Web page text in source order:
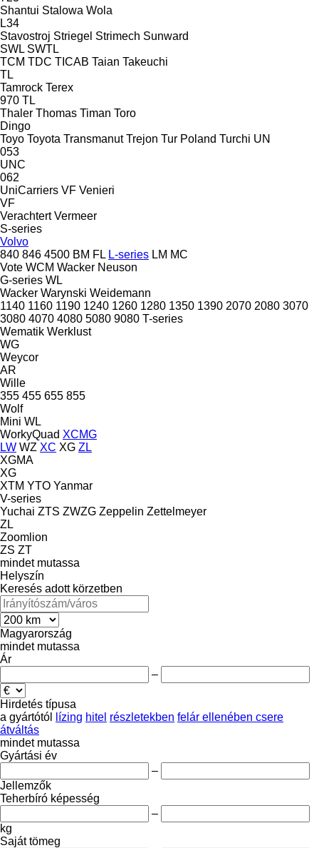
Shantui Stalowa Wola
L34
Stavostroj Striegel Strimech Sunward
SWL SWTL
TCM TDC TICAB Taian Takeuchi
TL
Tamrock Terex
970 TL
Thaler Thomas Timan Toro
Dingo
Toyo Toyota Transmanut Trejon Tur Poland Turchi UN
053
UNC
062
UniCarriers VF Venieri
VF
Verachtert Vermeer
S-series
Volvo
840 846 4500 BM FL L-series LM MC
Vote WCM Wacker Neuson
G-series WL
Wacker Warynski Weidemann
1140 1160 1190 1240 1260 1280 1350 1390 2070 2080 3070
3080 4070 4080 5080 9080 T-series
Wematik Werklust
WG
Weycor
AR
Wille
355 455 655 855
Wolf
Mini WL
WorkyQuad XCMG
LW WZ XC XG ZL
XGMA
XG
XTM YTO Yanmar
V-series
Yuchai ZTS ZWZG Zeppelin Zettelmeyer
ZL
Zoomlion
ZS ZT
mindet mutassa
Helyszín
Keresés adott körzetben
Magyarország
mindet mutassa
Ár
–
Hirdetés típusa
a gyártótól
lízing hitel részletekben felár ellenében csere
átváltás
mindet mutassa
Gyártási év
–
Jellemzők
Teherbíró képesség
–
kg
Saját tömeg